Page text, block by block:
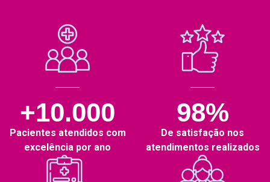
+10.000
Pacientes atendidos com
excelência por ano
98%
De satisfação nos
atendimentos realizados